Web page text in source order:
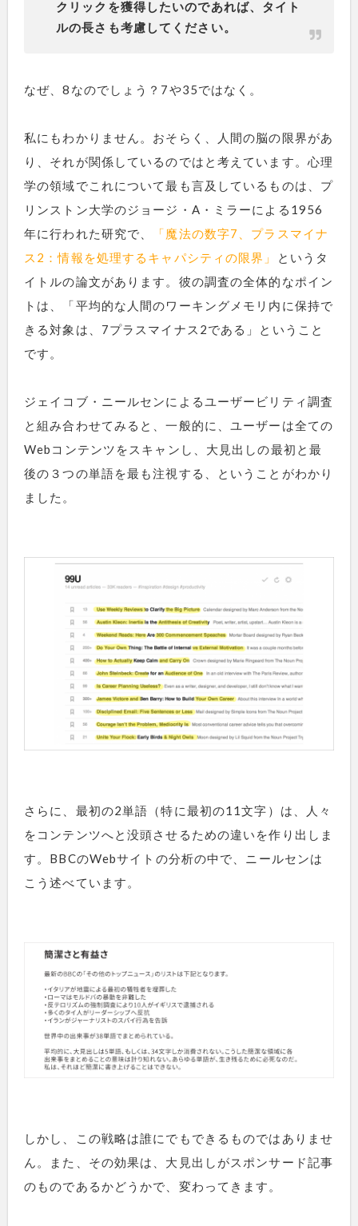
クリックを獲得したいのであれば、タイト
ルの長さも考慮してください。
なぜ、8なのでしょう？7や35ではなく。
私にもわかりません。おそらく、人間の脳の限界があ
り、それが関係しているのではと考えています。心理
学の領域でこれについて最も言及しているものは、プ
リンストン大学のジョージ・A・ミラーによる1956
年に行われた研究で、
「魔法の数字7、プラスマイナ
ス2：情報を処理するキャパシティの限界」
というタ
イトルの論文があります。彼の調査の全体的なポイン
トは、「平均的な人間のワーキングメモリ内に保持で
きる対象は、7プラスマイナス2である」ということ
です。
ジェイコブ・ニールセンによるユーザービリティ調査
と組み合わせてみると、一般的に、ユーザーは全ての
Webコンテンツをスキャンし、大見出しの最初と最
後の３つの単語を最も注視する、ということがわかり
ました。
さらに、最初の2単語（特に最初の11文字）は、人々
をコンテンツへと没頭させるための違いを作り出しま
す。BBCのWebサイトの分析の中で、ニールセンは
こう述べています。
しかし、この戦略は誰にでもできるものではありませ
ん。また、その効果は、大見出しがスポンサード記事
のものであるかどうかで、変わってきます。